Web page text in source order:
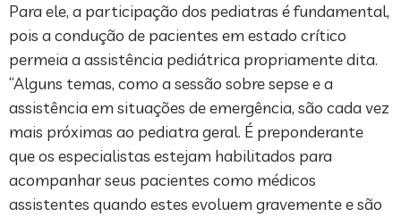
Para ele, a participação dos pediatras é fundamental,
pois a condução de pacientes em estado crítico
permeia a assistência pediátrica propriamente dita.
“Alguns temas, como a sessão sobre sepse e a
assistência em situações de emergência, são cada vez
mais próximas ao pediatra geral. É preponderante
que os especialistas estejam habilitados para
acompanhar seus pacientes como médicos
assistentes quando estes evoluem gravemente e são